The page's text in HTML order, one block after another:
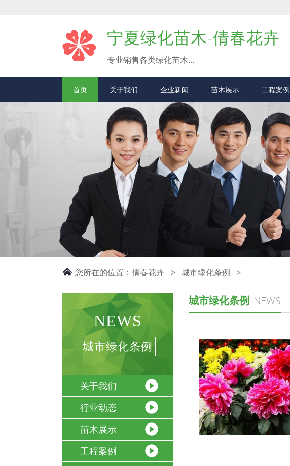
宁夏绿化苗木-倩春花卉
专业销售各类绿化苗木...
首页 关于我们 企业新闻 苗木展示 工程案例
您所在的位置： 倩春花卉 > 城市绿化条例 >
NEWS
城市绿化条例
关于我们
行业动态
苗木展示
工程案例
城市绿化条例 NEWS